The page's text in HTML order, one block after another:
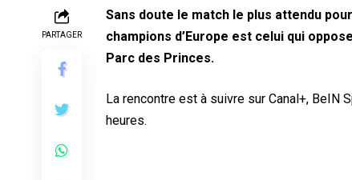
PARTAGER
Sans doute le match le plus attendu
champions d’Europe est celui qui
Parc des Princes.
La rencontre est à suivre sur Canal+, BeIN
heures.